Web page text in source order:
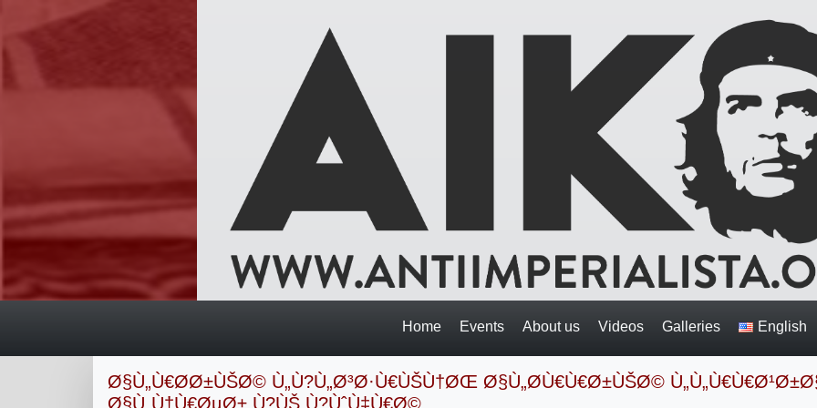
Home Events About us Videos Galleries English
Ø§Ù„Ù€Ø­Ø±ÙŠØ© Ù„Ù?Ù„Ø³Ø·Ù€ÙŠÙ†ØŒ Ø§Ù„Ø­Ù€Ù€Ø±ÙŠØ©
Ø§Ù„Ù†Ù€ØµØ± Ù?ÙŠ Ù?ÙˆÙ‡Ù€Ø©